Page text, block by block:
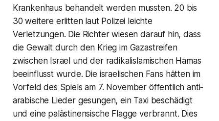
Krankenhaus behandelt werden mussten. 20 bis
30 weitere erlitten laut Polizei leichte
Verletzungen. Die Richter wiesen darauf hin, dass
die Gewalt durch den Krieg im Gazastreifen
zwischen Israel und der radikalislamischen Hamas
beeinflusst wurde. Die israelischen Fans hätten im
Vorfeld des Spiels am 7. November öffentlich anti-
arabische Lieder gesungen, ein Taxi beschädigt
und eine palästinensische Flagge verbrannt. Dies